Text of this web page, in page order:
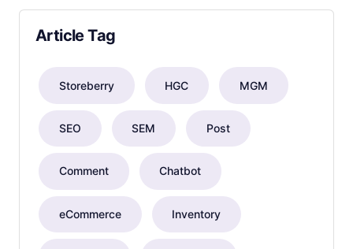
Article Tag
Storeberry HGC MGM
SEO SEM Post
Comment Chatbot
eCommerce Inventory